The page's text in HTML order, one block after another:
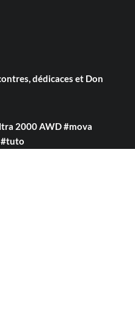
dédicaces et Don
2000 AWD #mova